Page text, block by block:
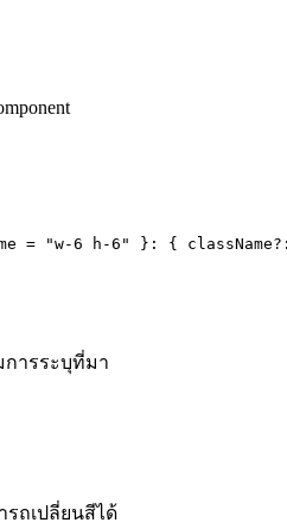
= "w-6 h-6" }: {
การระบุที่มา
รถเปลี่ยนสีได้